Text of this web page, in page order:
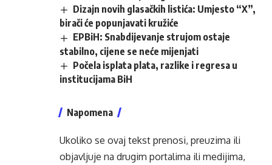
Dizajn novih glasačkih listića: Umjesto “X”,
birači će popunjavati kružiće
EPBiH: Snabdijevanje strujom ostaje
stabilno, cijene se neće mijenjati
Počela isplata plata, razlike i regresa u
institucijama BiH
Napomena
Ukoliko se ovaj tekst prenosi, preuzima ili
objavljuje na drugim portalima ili medijima,